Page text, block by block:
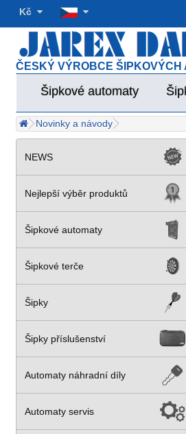
Kč
ČESKÝ VÝROBCE ŠIPKOVÝCH
Šipkové automaty
Novinky a návody
NEWS
Nejlepší výběr produktů
Šipkové automaty
Šipkové terče
Šipky
Šipky příslušenství
Automaty náhradní díly
Automaty servis